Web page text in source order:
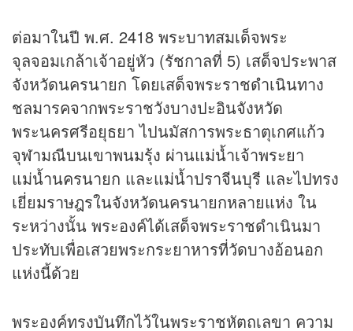
ต่อมาในปี พ.ศ. 2418 พระบาทสมเด็จพระ
จุลจอมเกล้าเจ้าอยู่หัว (รัชกาลที่ 5) เสด็จประพาส
จังหวัดนครนายก โดยเสด็จพระราชดำเนินทาง
ชลมารคจากพระราชวังบางปะอินจังหวัด
พระนครศรีอยุธยา ไปนมัสการพระธาตุเกศแก้ว
จุฬามณีบนเขาพนมรุ้ง ผ่านแม่น้ำเจ้าพระยา
แม่น้ำนครนายก และแม่น้ำปราจีนบุรี และไปทรง
เยี่ยมราษฎรในจังหวัดนครนายกหลายแห่ง ใน
ระหว่างนั้น พระองค์ได้เสด็จพระราชดำเนินมา
ประทับเพื่อเสวยพระกระยาหารที่วัดบางอ้อนอก
แห่งนี้ด้วย
พระองค์ทรงบันทึกไว้ในพระราชหัตถเลขา ความ